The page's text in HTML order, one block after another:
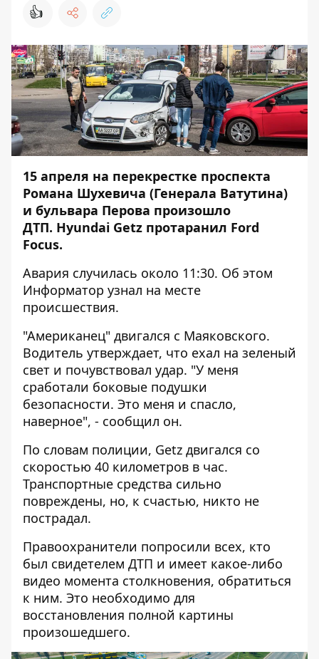
👍
15 апреля на перекрестке проспекта
Романа Шухевича (Генерала Ватутина)
и бульвара Перова произошло
ДТП. Hyundai Getz протаранил Ford
Focus.
Авария случилась около 11:30. Об этом
Информатор узнал на месте
происшествия.
"Американец" двигался с Маяковского.
Водитель утверждает, что ехал на зеленый
свет и почувствовал удар. "У меня
сработали боковые подушки
безопасности. Это меня и спасло,
наверное", - сообщил он.
По словам полиции, Getz двигался со
скоростью 40 километров в час.
Транспортные средства сильно
повреждены, но, к счастью, никто не
пострадал.
Правоохранители попросили всех, кто
был свидетелем ДТП и имеет какое-либо
видео момента столкновения, обратиться
к ним. Это необходимо для
восстановления полной картины
произошедшего.